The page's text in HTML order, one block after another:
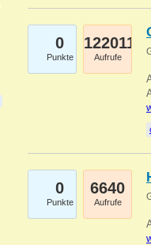
0
Punkte
122011
Aufrufe
0
Punkte
6640
Aufrufe